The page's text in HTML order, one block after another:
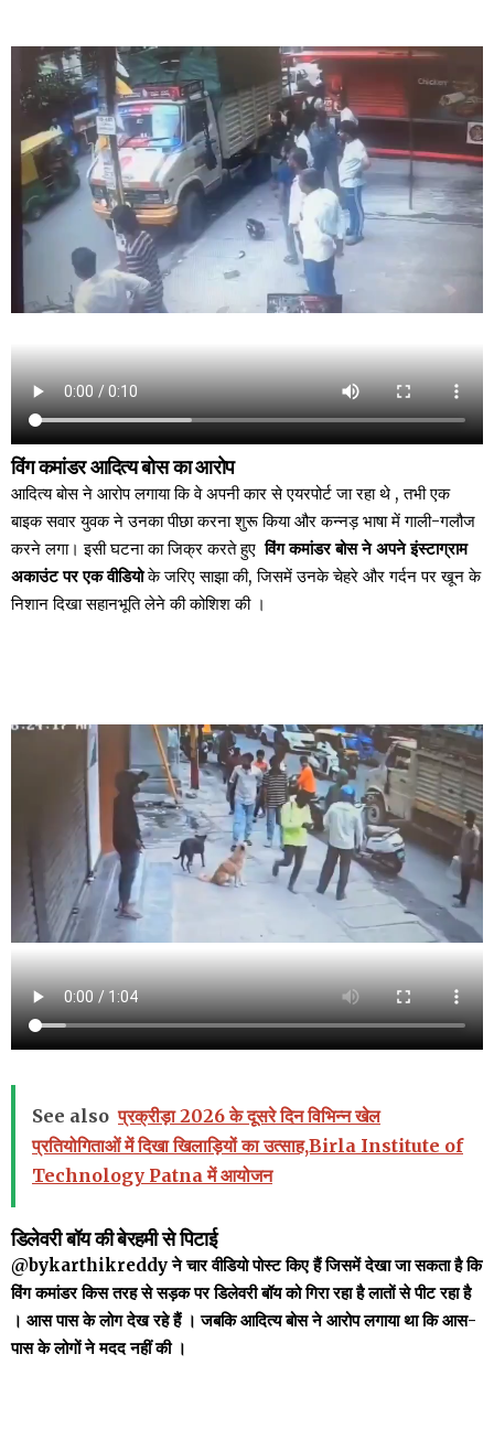
विंग कमांडर आदित्य बोस का आरोप
आदित्य बोस ने आरोप लगाया कि वे अपनी कार से एयरपोर्ट जा रहा थे , तभी एक
बाइक सवार युवक ने उनका पीछा करना शुरू किया और कन्नड़ भाषा में गाली-गलौज
करने लगा। इसी घटना का जिक्र करते हुएविंग कमांडर बोस ने अपने इंस्टाग्राम
अकाउंट पर एक वीडियोके जरिए साझा की, जिसमें उनके चेहरे और गर्दन पर खून के
निशान दिखा सहानभूति लेने की कोशिश की ।
See also प्रक्रीड़ा 2026 के दूसरे दिन विभिन्न खेल
प्रतियोगिताओं में दिखा खिलाड़ियों का उत्साह,Birla Institute of
Technology Patna में आयोजन
डिलेवरी बॉय की बेरहमी से पिटाई
@bykarthikreddy ने चार वीडियो पोस्ट किए हैं जिसमें देखा जा सकता है कि
विंग कमांडर किस तरह से सड़क पर डिलेवरी बॉय को गिरा रहा है लातों से पीट रहा है
। आस पास के लोग देख रहे हैं । जबकि आदित्य बोस ने आरोप लगाया था कि आस-
पास के लोगों ने मदद नहीं की ।